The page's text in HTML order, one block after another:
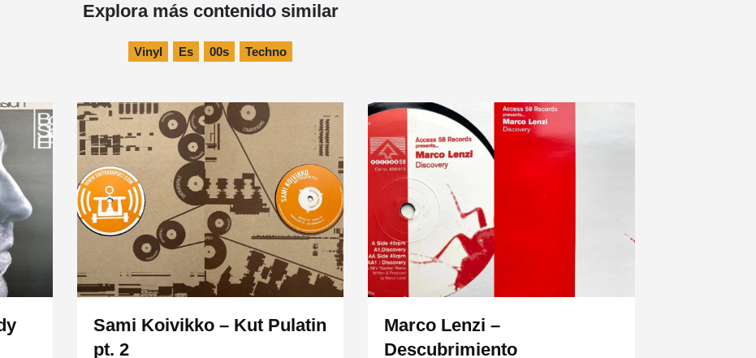
Explora más contenido similar
Vinyl Es 00s Techno
Sami Koivikko – Kut Pulatin
pt. 2
Marco Lenzi –
Descubrimiento